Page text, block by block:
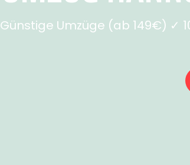
Günstige Umzüge (ab 149€) ✓